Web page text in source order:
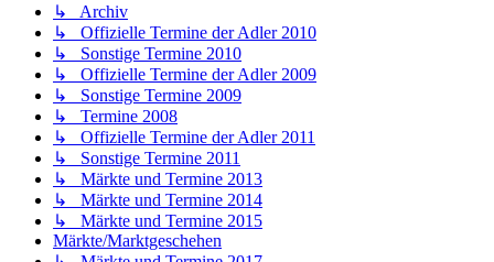
↳ Archiv
↳ Offizielle Termine der Adler 2010
↳ Sonstige Termine 2010
↳ Offizielle Termine der Adler 2009
↳ Sonstige Termine 2009
↳ Termine 2008
↳ Offizielle Termine der Adler 2011
↳ Sonstige Termine 2011
↳ Märkte und Termine 2013
↳ Märkte und Termine 2014
↳ Märkte und Termine 2015
Märkte/Marktgeschehen